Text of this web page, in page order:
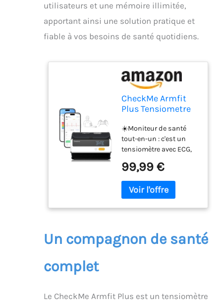
utilisateurs et une mémoire illimitée,
apportant ainsi une solution pratique et
fiable à vos besoins de santé quotidiens.
CheckMe Armfit
Plus Tensiometre
Analyse du
Rapport ECG,
Mesure
Automatique 30S,
Tensiomètre avec
APP pour Android
& iOS, avec
utilisateurs &
☀️Moniteur de santé
tout-en-un : c'est un
tensiomètre avec ECG,
vérifier son état de
santé en 30S en
appuyant simplement
sur 2 boutons et en
suivant les
Le CheckMe
tensiomètre à bras
systolique, diastolique,
99,99 €
Un compagnon de santé
complet
Le CheckMe Armfit Plus est un tensiomètre